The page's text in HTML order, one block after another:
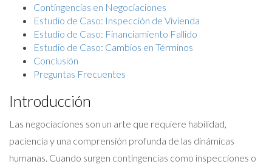
Contingencias en Negociaciones
Estudio de Caso: Inspección de Vivienda
Estudio de Caso: Financiamiento Fallido
Estudio de Caso: Cambios en Términos
Conclusión
Preguntas Frecuentes
Introducción
Las negociaciones son un arte que requiere habilidad,
paciencia y una comprensión profunda de las dinámicas
humanas. Cuando surgen contingencias como inspecciones o